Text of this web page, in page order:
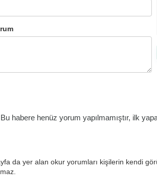
Bu habere henüz yorum yapılmamıştır, ilk
da yer alan okur yorumları kişilerin kendi